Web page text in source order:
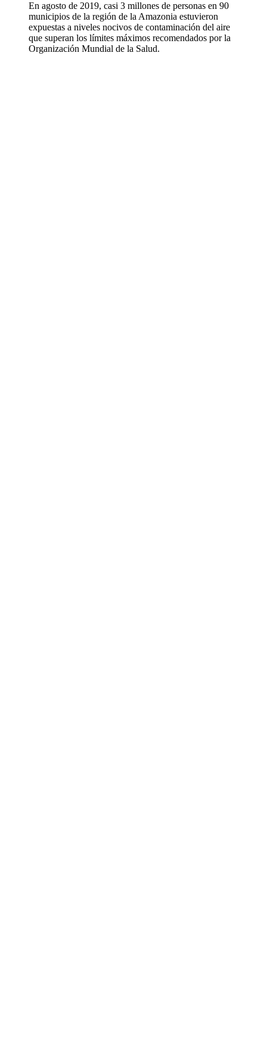
En agosto de 2019, casi 3 millones de personas en 90
municipios de la región de la Amazonia estuvieron
expuestas a niveles nocivos de contaminación del aire
que superan los límites máximos recomendados por la
Organización Mundial de la Salud.